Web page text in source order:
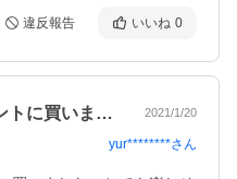
違反報告 いいね 0
子供の1歳の誕生日プレゼントに買いまし… 2021/1/20
yur********さん